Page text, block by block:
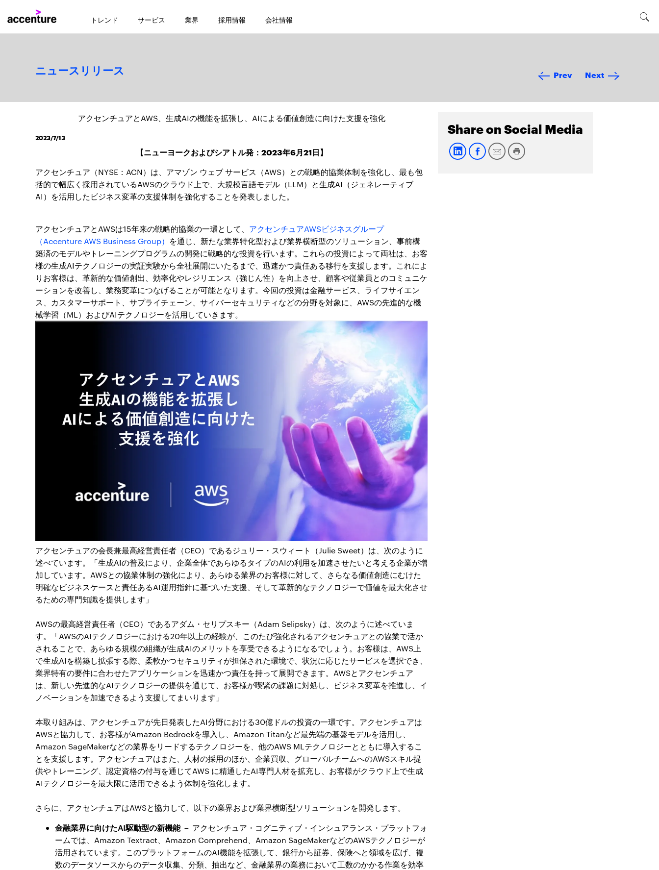
トレンド サービス 業界 採用情報 会社情報
ニュースリリース Prev Next
アクセンチュアとAWS、生成AIの機能を拡張し、AIによる価値創造に向けた支援を強化
2023/7/13
【ニューヨークおよびシアトル発：2023年6月21日】
アクセンチュア（NYSE：ACN）は、アマゾン ウェブ サービス（AWS）との戦略的協業体制を強化し、最も包
括的で幅広く採用されているAWSのクラウド上で、大規模言語モデル（LLM）と生成AI（ジェネレーティブ
AI）を活用したビジネス変革の支援体制を強化することを発表しました。
アクセンチュアとAWSは15年来の戦略的協業の一環として、 アクセンチュアAWSビジネスグループ
（Accenture AWS Business Group） を通じ、新たな業界特化型および業界横断型のソリューション、事前構
築済のモデルやトレーニングプログラムの開発に戦略的な投資を行います。これらの投資によって両社は、お客
様の生成AIテクノロジーの実証実験から全社展開にいたるまで、迅速かつ責任ある移行を支援します。これによ
りお客様は、革新的な価値創出、効率化やレジリエンス（強じん性）を向上させ、顧客や従業員とのコミュニケ
ーションを改善し、業務変革につなげることが可能となります。今回の投資は金融サービス、ライフサイエン
ス、カスタマーサポート、サプライチェーン、サイバーセキュリティなどの分野を対象に、AWSの先進的な機
械学習（ML）およびAIテクノロジーを活用していきます。
アクセンチュアの会長兼最高経営責任者（CEO）であるジュリー・スウィート（Julie Sweet）は、次のように
述べています。「生成AIの普及により、企業全体であらゆるタイプのAIの利用を加速させたいと考える企業が増
加しています。AWSとの協業体制の強化により、あらゆる業界のお客様に対して、さらなる価値創造にむけた
明確なビジネスケースと責任あるAI運用指針に基づいた支援、そして革新的なテクノロジーで価値を最大化させ
るための専門知識を提供します」
AWSの最高経営責任者（CEO）であるアダム・セリプスキー（Adam Selipsky）は、次のように述べていま
す。「AWSのAIテクノロジーにおける20年以上の経験が、このたび強化されるアクセンチュアとの協業で活か
されることで、あらゆる規模の組織が生成AIのメリットを享受できるようになるでしょう。お客様は、AWS上
で生成AIを構築し拡張する際、柔軟かつセキュリティが担保された環境で、状況に応じたサービスを選択でき、
業界特有の要件に合わせたアプリケーションを迅速かつ責任を持って展開できます。AWSとアクセンチュア
は、新しい先進的なAIテクノロジーの提供を通じて、お客様が喫緊の課題に対処し、ビジネス変革を推進し、イ
ノベーションを加速できるよう支援してまいります」
本取り組みは、アクセンチュアが先日発表したAI分野における30億ドルの投資の一環です。アクセンチュアは
AWSと協力して、お客様がAmazon Bedrockを導入し、Amazon Titanなど最先端の基盤モデルを活用し、
Amazon SageMakerなどの業界をリードするテクノロジーを、他のAWS MLテクノロジーとともに導入するこ
とを支援します。アクセンチュアはまた、人材の採用のほか、企業買収、グローバルチームへのAWSスキル提
供やトレーニング、認定資格の付与を通じてAWS に精通したAI専門人材を拡充し、お客様がクラウド上で生成
AIテクノロジーを最大限に活用できるよう体制を強化します。
さらに、アクセンチュアはAWSと協力して、以下の業界および業界横断型ソリューションを開発します。
金融業界に向けたAI駆動型の新機能 － アクセンチュア・コグニティブ・インシュアランス・プラットフォ
ームでは、Amazon Textract、Amazon Comprehend、Amazon SageMakerなどのAWSテクノロジーが
活用されています。このプラットフォームのAI機能を拡張して、銀行から証券、保険へと領域を広げ、複
数のデータソースからのデータ収集、分類、抽出など、金融業界の業務において工数のかかる作業を効率
Share on Social Media